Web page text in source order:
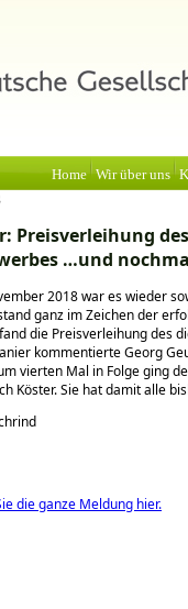
Home Wir über uns
Preisverleihung
…und
2018 war es wieder
ganz im Zeichen der
die Preisverleihung des
kommentierte Georg
vierten Mal in Folge ging
Köster. Sie hat damit alle
die ganze Meldung hier.